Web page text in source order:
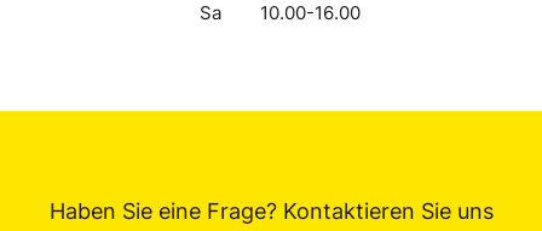
Sa
10.00-16.00
Haben Sie eine Frage? Kontaktieren Sie uns